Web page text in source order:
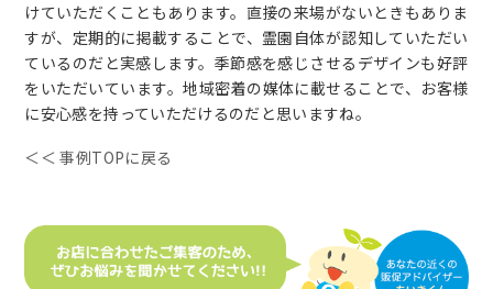
けていただくこともあります。直接の来場がないときもありま
すが、定期的に掲載することで、霊園自体が認知していただい
ているのだと実感します。季節感を感じさせるデザインも好評
をいただいています。地域密着の媒体に載せることで、お客様
に安心感を持っていただけるのだと思いますね。
＜＜ 事例TOPに戻る